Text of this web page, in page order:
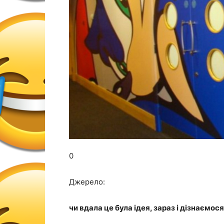
0
Джерело:
чи вдала це була ідея, зараз і